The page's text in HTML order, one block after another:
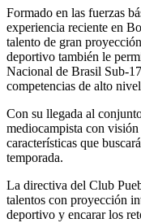
Formado en las fuerzas
experiencia reciente en
talento de gran
deportivo también le
Nacional de Brasil Sub-
competencias de alto
Con su llegada al
mediocampista con
características que
temporada.
La directiva del Club
talentos con proyección
deportivo y encarar los